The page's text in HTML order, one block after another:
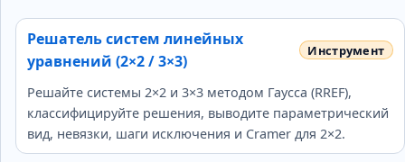
Решатель систем линейных
уравнений (2×2 / 3×3)
Решайте системы 2×2 и 3×3 методом Гаусса (RREF),
классифицируйте решения, выводите параметрический
вид, невязки, шаги исключения и Cramer для 2×2.